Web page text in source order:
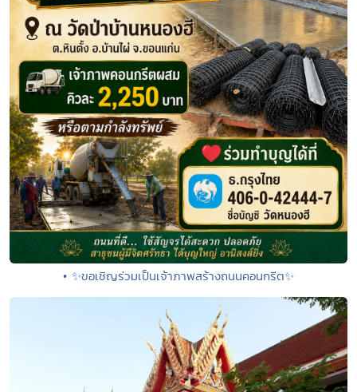
• ✨ขอเชิญร่วมเป็นเจ้าภาพสร้างถนนคอนกรีต✨